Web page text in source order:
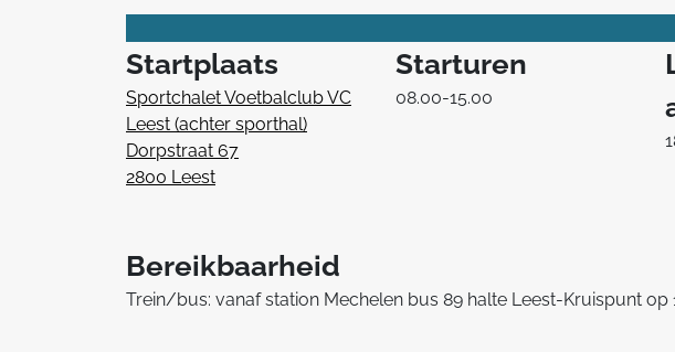
Startplaats
Sportchalet Voetbalclub VC
Leest (achter sporthal)
Dorpstraat 67
2800 Leest
Starturen
08.00-15.00
Bereikbaarheid
Trein/bus: vanaf station Mechelen bus 89 halte Leest-Kruispunt op